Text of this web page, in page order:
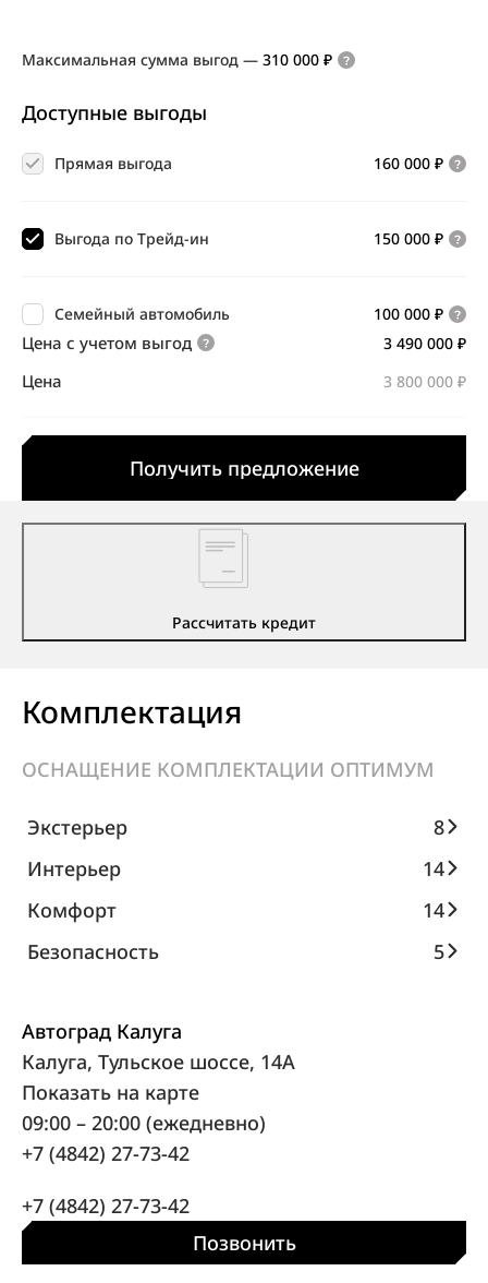
Максимальная сумма выгод — 310 000 ₽
Доступные выгоды
160 000 ₽
Прямая выгода
150 000 ₽
Выгода по Трейд-ин
100 000 ₽
Семейный автомобиль
Цена с учетом выгод 3 490 000 ₽
Цена 3 800 000 ₽
Получить предложение
Рассчитать кредит
Комплектация
ОСНАЩЕНИЕ КОМПЛЕКТАЦИИ ОПТИМУМ
Экстерьер
8
Интерьер
14
Комфорт
14
Безопасность
5
Автоград Калуга
Калуга, Тульское шоссе, 14А
Показать на карте
09:00 – 20:00 (ежедневно)
+7 (4842) 27-73-42
+7 (4842) 27-73-42
Позвонить